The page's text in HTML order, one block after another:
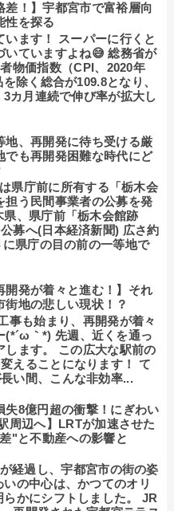
差！】宇都宮市で富裕層向
性を探る
います！ スーパーに行くと
いていますよね😅 総務省が
物価指数（CPI、2020年
除く総合が109.8となり、
カ月連続で伸び率が拡大し
地、再開発に待ち受ける厳
でも再開発困難な時代にど
県庁前に所有する「栃木会
担う民間事業者の公募を発
、県庁前「栃木会館跡
募へ(日本経済新聞) 広さ約
県庁の目の前の一等地で
開発が着々と進む！】それ
街地の悲しい現状！？
事も始まり、再開発が着々
(*´ω｀*) 先週、近くを通っ
します。 この広大な駅前の
えることになります！ て
い間、こんな非効率...
失8億円超の衝撃！にぎわい
周辺へ】LRTが加速させた
"と不動産への影響と
経過し、宇都宮市の街の姿
の中心は、かつてのオリ
かにシフトしました。 JR